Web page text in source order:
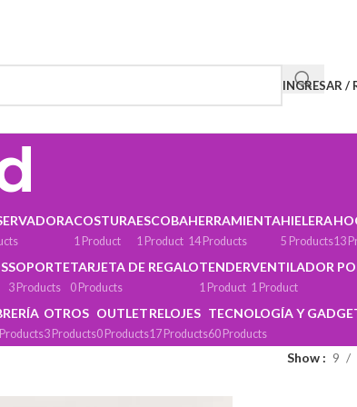
INGRESAR /
COSTURA
1 Product
ESCOBA
1 Product
HERRAMIENTA
14 Products
HIELERA
5 Products13
SOPORTE
3 Products
TARJETA DE REGALO
0 Products
TENDER
1 Product
VENTILADOR
1 Product
OTROS
3 Products
OUTLET
0 Products
RELOJES
17 Products
TECNOLOGÍA Y
60 Products
Show 9